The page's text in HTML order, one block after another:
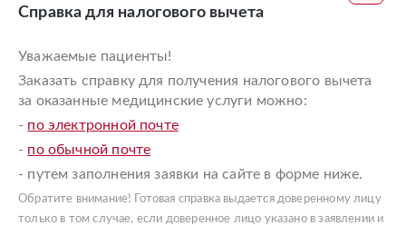
Справка для налогового вычета
Уважаемые пациенты!
Заказать справку для получения налогового вычета
за оказанные медицинские услуги можно:
- по электронной почте
- по обычной почте
- путем заполнения заявки на сайте в форме ниже.
Обратите внимание! Готовая справка выдается доверенному лицу
только в том случае, если доверенное лицо указано в заявлении и